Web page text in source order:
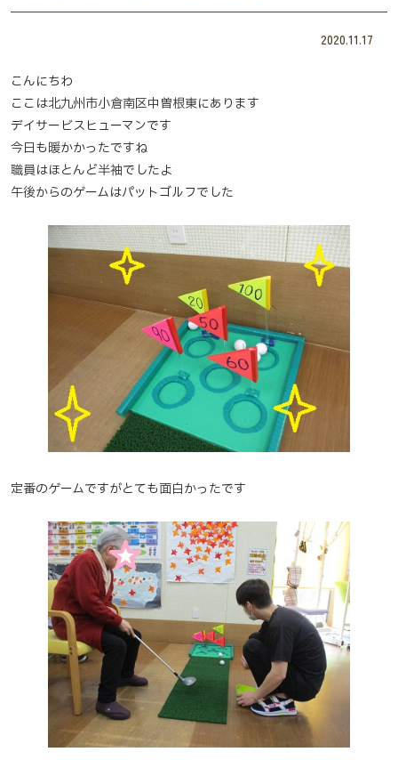
2020.11.17
こんにちわ
ここは北九州市小倉南区中曽根東にあります
デイサービスヒューマンです
今日も暖かかったですね
職員はほとんど半袖でしたよ
午後からのゲームはパットゴルフでした
定番のゲームですがとても面白かったです